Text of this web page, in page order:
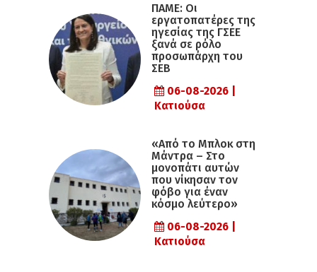
ΠΑΜΕ: Οι
εργατοπατέρες της
ηγεσίας της ΓΣΕΕ
ξανά σε ρόλο
προσωπάρχη του
ΣΕΒ
06-08-2026 |
Κατιούσα
«Από το Μπλοκ στη
Μάντρα – Στο
μονοπάτι αυτών
που νίκησαν τον
φόβο για έναν
κόσμο λεύτερο»
06-08-2026 |
Κατιούσα